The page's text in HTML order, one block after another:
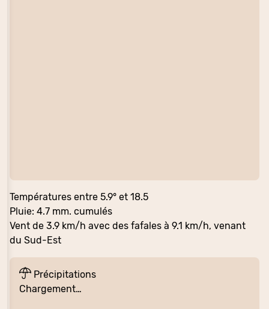
Températures entre 5.9° et 18.5
Pluie: 4.7 mm. cumulés
Vent de 3.9 km/h avec des fafales à 9.1 km/h, venant
du Sud-Est
Précipitations
Chargement…